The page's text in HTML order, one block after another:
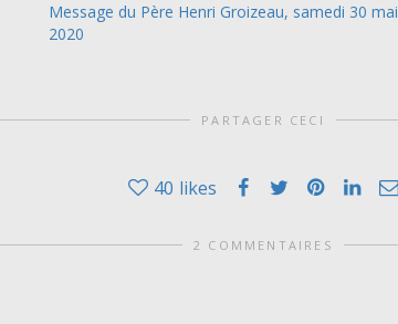
Message du Père Henri Groizeau, samedi 30 mai
2020
PARTAGER CECI
40 likes
2 COMMENTAIRES